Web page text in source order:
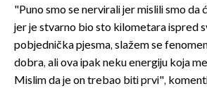
"Puno smo se nervirali jer mislili smo da
jer je stvarno bio sto kilometara ispred
pobjednička pjesma, slažem se
dobra, ali ova ipak neku energiju koja
Mislim da je on trebao biti prvi",